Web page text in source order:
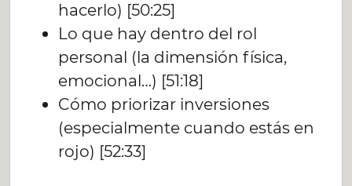
hacerlo) [50:25]
Lo que hay dentro del rol
personal (la dimensión física,
emocional…) [51:18]
Cómo priorizar inversiones
(especialmente cuando estás en
rojo) [52:33]